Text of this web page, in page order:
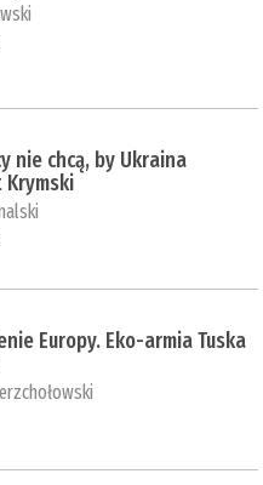
nie chcą, by Ukraina
Krymski
Europy. Eko-armia Tuska